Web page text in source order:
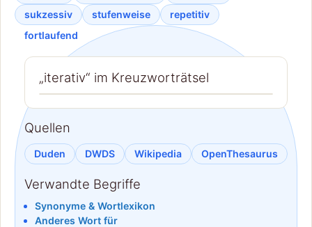
sukzessiv
stufenweise
repetitiv
fortlaufend
„iterativ“ im Kreuzworträtsel
Quellen
Duden DWDS Wikipedia OpenThesaurus
Verwandte Begriffe
Synonyme & Wortlexikon
Anderes Wort für